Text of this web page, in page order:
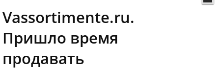
Vassortimente.ru.
Пришло время
продавать